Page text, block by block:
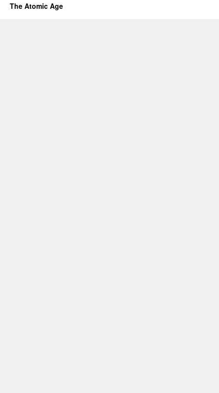
The Atomic Age